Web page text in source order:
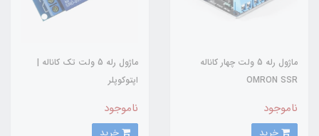
ماژول رله 5 ولت چهار کاناله
OMRON SSR
ناموجود
ماژول رله 5 ولت تک کاناله |
اپتوکوپلر
ناموجود